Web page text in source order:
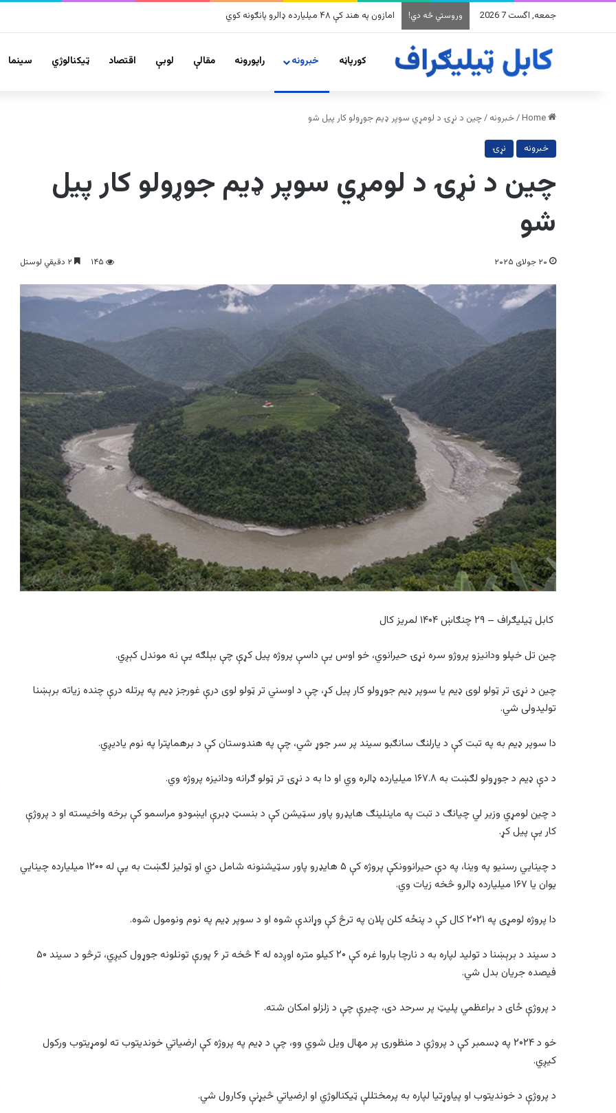
جمعه, اگست 7 2026 وروستي څه دي! په وینزویلا کې زورورو زلزلو پراخ زیانونه اړولي
کورپاڼه خبرونه راپورونه مقالې لوبې اقتصاد ټیکنالوژي سينما
/خبرونه /چین د نړۍ د لومړي سوپر ډیم جوړولو کار پیل شو
خبرونه نړۍ
چین د نړۍ د لومړي سوپر ډیم جوړولو کار پیل
شو
۲۰ جولای ۲۰۲۵ ۱۴۵
کابل ټیلیګراف – ۲۹ چنګاښ ۱۴۰۴ لمریز کال
چین تل خپلو ودانیزو پروژو سره نړۍ حیرانوي، خو اوس یې داسې پروژه پیل کړې چې بېلګه یې نه موندل کېږي.
چین د نړۍ تر ټولو لوی ډیم یا سوپر ډیم جوړولو کار پیل کړ، چې د اوسني تر ټولو لوی درې غورجز ډیم په پرتله درې چنده زیاته برېښنا
تولیدولی شي.
دا سوپر ډیم به په تبت کې د یارلنګ سانګبو سیند پر سر جوړ شي، چې په هندوستان کې د برهماپترا په نوم یادیږي.
د دې ډیم د جوړولو لګښت به ۱۶۷.۸ میلیارده ډالره وي او دا به د نړۍ تر ټولو ګرانه ودانیزه پروژه وي.
د چین لومړي وزیر لي چیانګ د تبت په ماینلینګ هایډرو پاور سټیشن کې د بنسټ ډبرې ایښودو مراسمو کې برخه واخیسته او د پروژې
کار یې پیل کړ.
د چینایي رسنیو په وینا، په دې حیرانوونکې پروژه کې ۵ هایډرو پاور سټیشنونه شامل دي او ټولیز لګښت به یې له ۱۲۰۰ میلیارده چینایي
یوان یا ۱۶۷ میلیارده ډالرو څخه زیات وي.
دا پروژه لومړی په ۲۰۲۱ کال کې د پنځه کلن پلان په ترڅ کې وړاندې شوه او د سوپر ډیم په نوم ونومول شوه.
د سیند د برېښنا د تولید لپاره به د نارچا باروا غره کې ۲۰ کیلو متره اوږده له ۴ څخه تر ۶ پورې تونلونه جوړول کیږي، ترڅو د سیند ۵۰
فیصده جریان بدل شي.
د پروژې ځای د براعظمي پلیټ پر سرحد دی، چیرې چې د زلزلو امکان شته.
خو د ۲۰۲۴ په ډسمبر کې د پروژې د منظورۍ پر مهال ویل شوي وو، چې د ډیم په پروژه کې ارضیاتي خوندیتوب ته لومړیتوب ورکول
کیږي.
د پروژې د خوندیتوب او پیاوړتیا لپاره به پرمختللې ټیکنالوژي او ارضیاتي څیړنې وکارول شي.